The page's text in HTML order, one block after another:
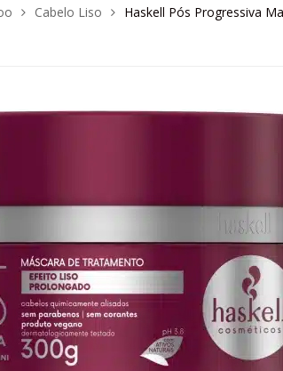
Cabelo Liso Haskell Pós Progressiva